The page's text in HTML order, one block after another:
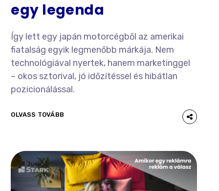
egy legenda
Így lett egy japán motorcégből az amerikai
fiatalság egyik legmenőbb márkája. Nem
technológiával nyertek, hanem marketinggel
– okos sztorival, jó időzítéssel és hibátlan
pozicionálással.
OLVASS TOVÁBB